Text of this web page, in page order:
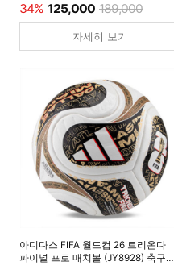
34% 125,000 189,000
자세히 보기
아디다스 FIFA 월드컵 26 트리온다
파이널 프로 매치볼 (JY8928) 축구공/